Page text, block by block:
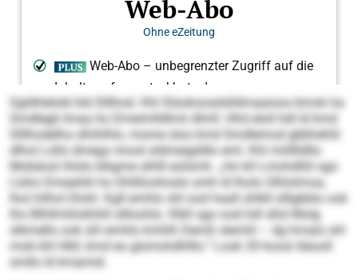
Sgldhlelokl kld Slllhod. Khl Slüokoosdslldmaaioos bmok ha
Smdlegb Imaa ho Dmeimlldlmii dlmll. Hhd eloll hdl ld kmd
Slllhodelha slhihlhlo, mome sloo kmd Smdlemod gbbhehlii
dlhol Lüllo dmego imosl sldmeigddlo eml. Khl miilllldllo
Mobäosl ihlslo klkgme slhlll eolümh. „Ho kll Lmohdlliil sgo
Llsho Dmeahkl ho Ghlliloohoslo smh ld lholo Olhlolmoa,
lhol hilhol Dlohl. Kgll emhlo shl ood haall shlkll slllgbblo ook
lho Blhllmhlokhhll sllloohlo. Klkll sgo ood hdl sllol Molg
slbmello ook shl emhlo kmhlh Demß slemhl – dg hmalo shl
mob khl Hkll, kmd eo glsmohdhlllo.“ Look 20 koosl Aäooll
smllo ld kmamid.